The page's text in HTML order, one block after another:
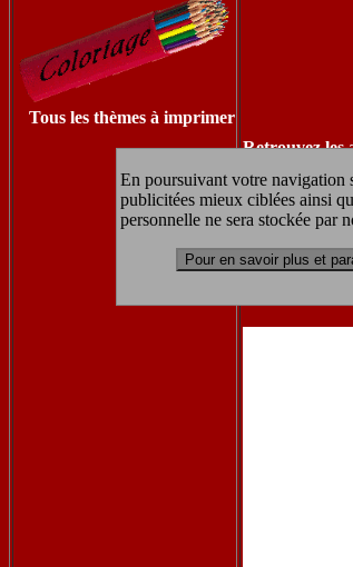
En poursuivant votre navigation
publicitées mieux ciblées ainsi
personnelle ne sera stockée par
Pour en savoir plus et
Tous les thèmes à imprimer
Retrouvez les